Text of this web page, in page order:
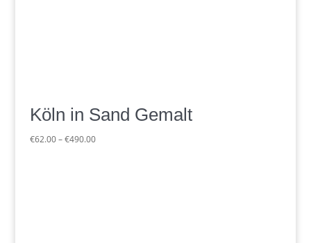
Köln in Sand Gemalt
€62.00 –€490.00Preisspanne: